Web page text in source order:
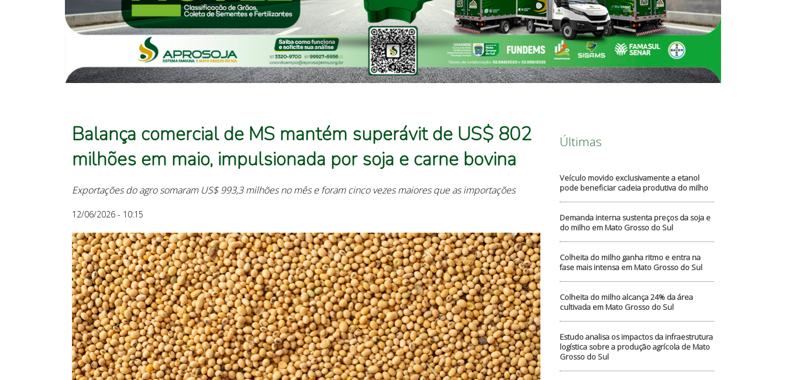
Últimas
Veículo movido exclusivamente a etanol
pode beneficiar cadeia produtiva do milho
Demanda interna sustenta preços da soja e
do milho em Mato Grosso do Sul
Colheita do milho ganha ritmo e entra na
fase mais intensa em Mato Grosso do Sul
Colheita do milho alcança 24% da área
cultivada em Mato Grosso do Sul
Estudo analisa os impactos da infraestrutura
logística sobre a produção agrícola de Mato
Grosso do Sul
Balança comercial de MS mantém superávit de US$ 802
milhões em maio, impulsionada por soja e carne bovina
Exportações do agro somaram US$ 993,3 milhões no mês e foram cinco vezes maiores que as importações
12/06/2026 - 10:15